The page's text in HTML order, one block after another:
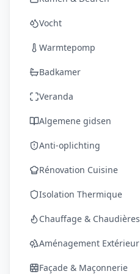
Vocht
Warmtepomp
Badkamer
Veranda
Algemene gidsen
Anti-oplichting
Rénovation Cuisine
Isolation Thermique
Chauffage & Chaudières
Aménagement Extérieur
Façade & Maçonnerie